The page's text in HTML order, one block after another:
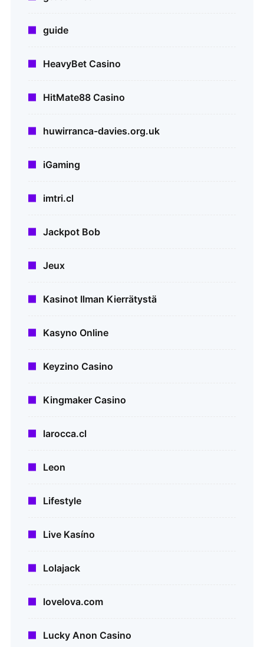
guide
HeavyBet Casino
HitMate88 Casino
huwirranca-davies.org.uk
iGaming
imtri.cl
Jackpot Bob
Jeux
Kasinot Ilman Kierrätystä
Kasyno Online
Keyzino Casino
Kingmaker Casino
larocca.cl
Leon
Lifestyle
Live Kasíno
Lolajack
lovelova.com
Lucky Anon Casino